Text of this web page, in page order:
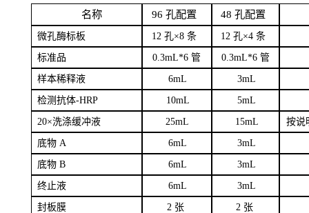
名称 96 孔配置 48 孔配置
微孔酶标板 12 孔×8 条 12 孔×4 条
标准品 0.3mL*6 管 0.3mL*6 管
样本稀释液 6mL 3mL
检测抗体-HRP 10mL 5mL
20×洗涤缓冲液 25mL 15mL 按说
底物A 6mL 3mL
底物B 6mL 3mL
终止液 6mL 3mL
封板膜 2 张 2 张